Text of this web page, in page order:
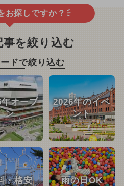
お探しですか？
を絞り込む
ドで絞り込む
オープ
ン
2026年のイベ
ント
・格安 雨の日OK